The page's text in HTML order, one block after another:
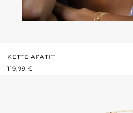
KETTE APATIT
REGULÄRER PREIS:
119,99 €